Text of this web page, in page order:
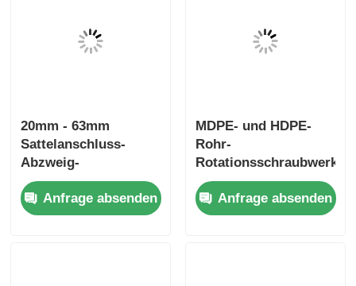
20mm - 63mm
Sattelanschluss-
Abzweig-
Rotationsschabwerkzeug
Elektroschweißwerkzeug
Anfrage absenden
MDPE- und HDPE-
Rohr-
Leichtgewichts-
Elektrofusionswerkzeug
Anfrage absenden